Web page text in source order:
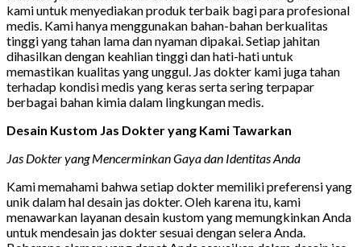
kami untuk menyediakan produk terbaik bagi para profesional
medis. Kami hanya menggunakan bahan-bahan berkualitas
tinggi yang tahan lama dan nyaman dipakai. Setiap jahitan
dihasilkan dengan keahlian tinggi dan hati-hati untuk
memastikan kualitas yang unggul. Jas dokter kami juga tahan
terhadap kondisi medis yang keras serta sering terpapar
berbagai bahan kimia dalam lingkungan medis.
Desain Kustom Jas Dokter yang Kami Tawarkan
Jas Dokter yang Mencerminkan Gaya dan Identitas Anda
Kami memahami bahwa setiap dokter memiliki preferensi yang
unik dalam hal desain jas dokter. Oleh karena itu, kami
menawarkan layanan desain kustom yang memungkinkan Anda
untuk mendesain jas dokter sesuai dengan selera Anda.